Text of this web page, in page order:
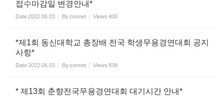
접수마감일 변경안내*
Date2022.06.03 Byconnet Views 400
*제1회 동신대학교 총장배 전국 학생무용경연대회 공지
사항*
Date2022.06.03 Byconnet Views 838
* 제13회 춘향전국무용경연대회 대기시간 안내*